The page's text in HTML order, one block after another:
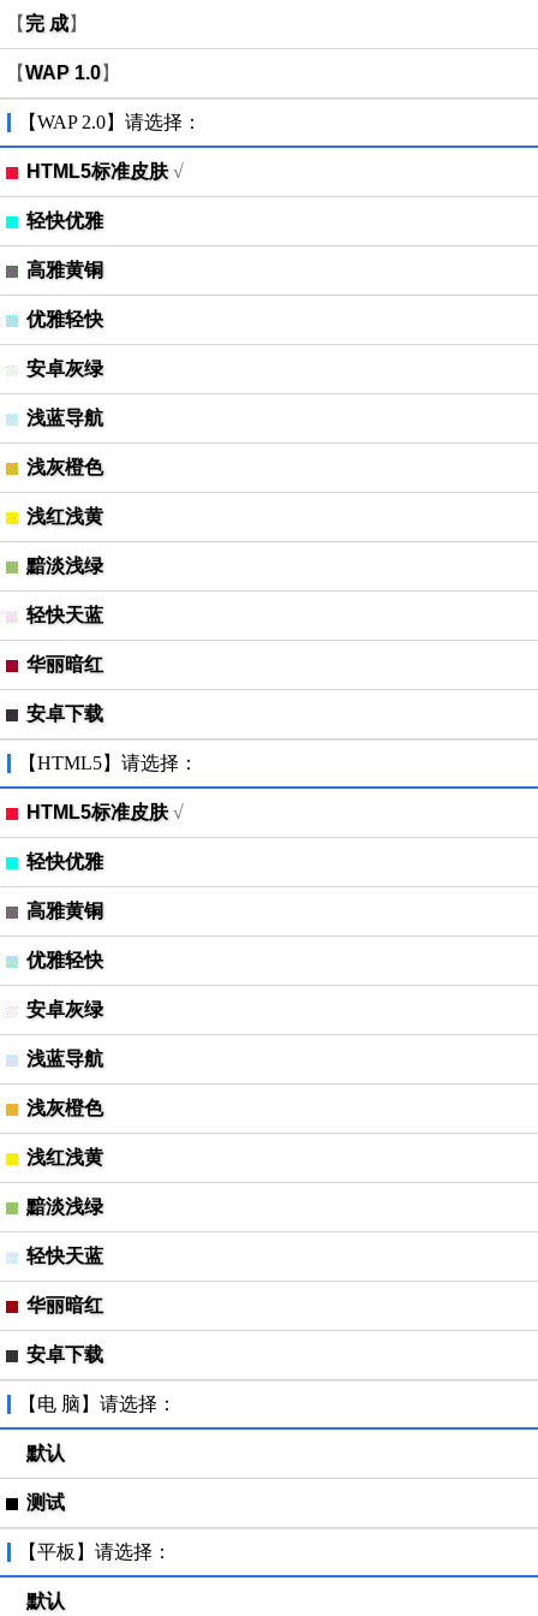
【 完 成】
【WAP 1.0】
【WAP 2.0】请选择：
HTML5标准皮肤√
轻快优雅
高雅黄铜
优雅轻快
安卓灰绿
浅蓝导航
浅灰橙色
浅红浅黄
黯淡浅绿
轻快天蓝
华丽暗红
安卓下载
【HTML5】请选择：
HTML5标准皮肤√
轻快优雅
高雅黄铜
优雅轻快
安卓灰绿
浅蓝导航
浅灰橙色
浅红浅黄
黯淡浅绿
轻快天蓝
华丽暗红
安卓下载
【电 脑】请选择：
默认
测试
【平板】请选择：
默认